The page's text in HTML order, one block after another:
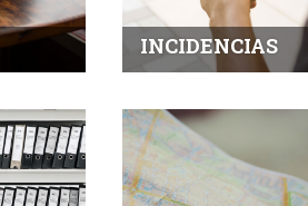
INCIDENCIAS